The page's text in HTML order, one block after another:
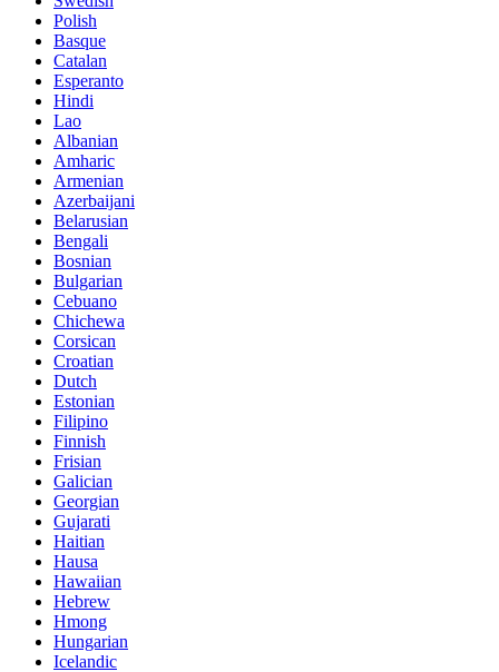
Polish
Basque
Catalan
Esperanto
Hindi
Lao
Albanian
Amharic
Armenian
Azerbaijani
Belarusian
Bengali
Bosnian
Bulgarian
Cebuano
Chichewa
Corsican
Croatian
Dutch
Estonian
Filipino
Finnish
Frisian
Galician
Georgian
Gujarati
Haitian
Hausa
Hawaiian
Hebrew
Hmong
Hungarian
Icelandic